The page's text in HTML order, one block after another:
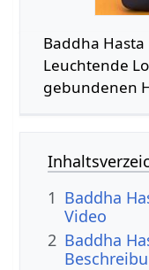
Baddha Hasta
Leuchtende
gebundenen
1 Baddha
Video
2 Baddha